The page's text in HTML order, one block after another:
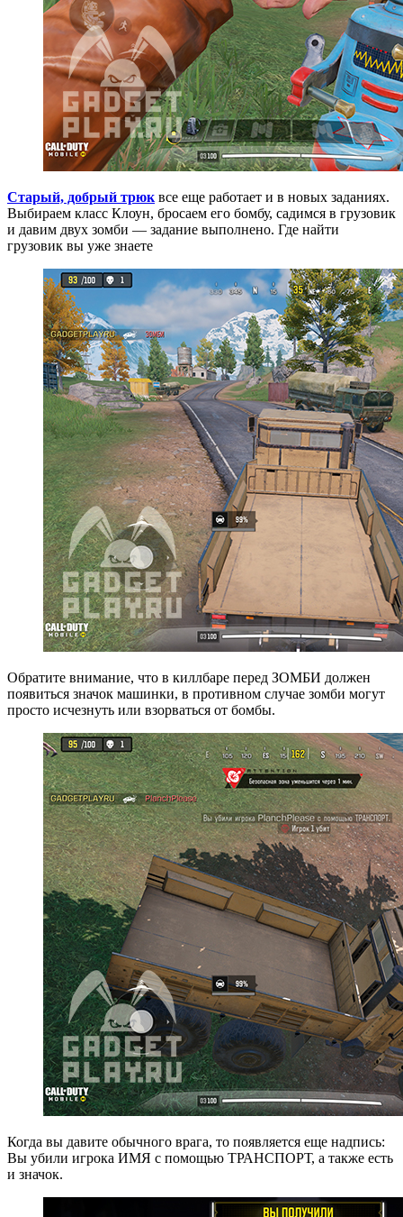
Старый, добрый трюк все еще работает и в новых заданиях.
Выбираем класс Клоун, бросаем его бомбу, садимся в грузовик
и давим двух зомби — задание выполнено. Где найти
грузовик вы уже знаете
Обратите внимание, что в киллбаре перед ЗОМБИ должен
появиться значок машинки, в противном случае зомби могут
просто исчезнуть или взорваться от бомбы.
Когда вы давите обычного врага, то появляется еще надпись:
Вы убили игрока ИМЯ с помощью ТРАНСПОРТ, а также есть
и значок.